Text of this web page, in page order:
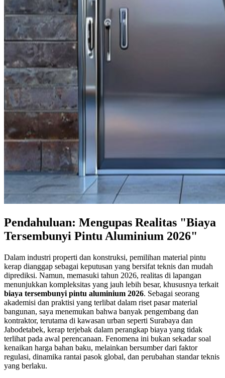
Pendahuluan: Mengupas Realitas "Biaya
Tersembunyi Pintu Aluminium 2026"
Dalam industri properti dan konstruksi, pemilihan material pintu
kerap dianggap sebagai keputusan yang bersifat teknis dan mudah
diprediksi. Namun, memasuki tahun 2026, realitas di lapangan
menunjukkan kompleksitas yang jauh lebih besar, khususnya terkait
biaya tersembunyi pintu aluminium 2026. Sebagai seorang
akademisi dan praktisi yang terlibat dalam riset pasar material
bangunan, saya menemukan bahwa banyak pengembang dan
kontraktor, terutama di kawasan urban seperti Surabaya dan
Jabodetabek, kerap terjebak dalam perangkap biaya yang tidak
terlihat pada awal perencanaan. Fenomena ini bukan sekadar soal
kenaikan harga bahan baku, melainkan bersumber dari faktor
regulasi, dinamika rantai pasok global, dan perubahan standar teknis
yang berlaku.